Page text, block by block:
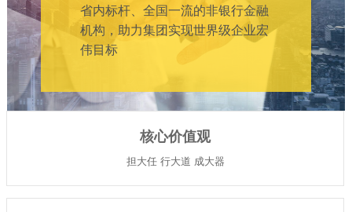
省内标杆、全国一流的非银行金融
机构，助力集团实现世界级企业宏
伟目标
核心价值观
担大任 行大道 成大器